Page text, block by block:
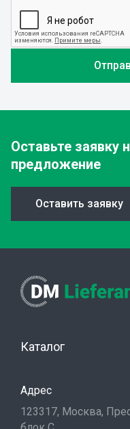
Оставьте заявку
предложение
Оставить заявку
Каталог
Адрес
123317, Москва,